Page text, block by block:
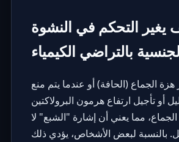
يغير التحكم في النشوة
بالتراضي الكيمياء
هزة الجماع (الحافة) أو عندما يتم منع
أو تأجيل ارتفاع هرمون البرولاكتين
الجماع، مما يعني أن إشارة "الشبع" لا
بالنسبة لبعض الأشخاص، يؤدي ذلك